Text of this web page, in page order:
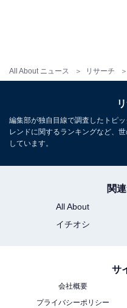
All About ニュース リサーチ
1位：増田貴久（
編集部が独自目線で調査したトピ
レンドに関するランキングなど、
しています。
関
All About
イチオシ
サ
会社概要
プライバシーポリシー